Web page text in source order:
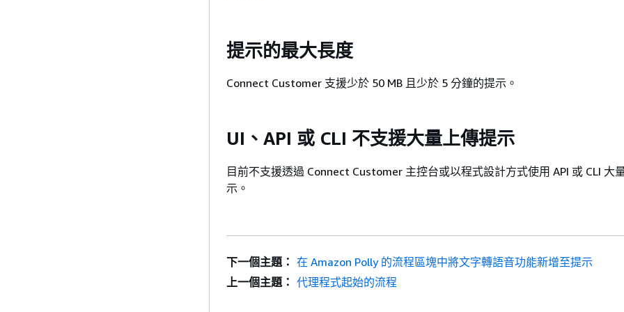
提示的最大長度
Connect Customer 支援少於 50 MB 且少於 5 分鐘的提示。
UI、API 或 CLI 不支援大量上傳提示
目前不支援透過 Connect Customer 主控台或以程式設計方式使用 API 或 CLI 大
示。
下一個主題： 在 Amazon Polly 的流程區塊中將文字轉語音功能新增至提示
上一個主題： 代理程式起始的流程